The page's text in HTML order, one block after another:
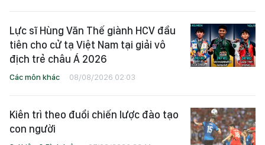
Lực sĩ Hùng Văn Thế giành HCV đầu
tiên cho cử tạ Việt Nam tại giải vô
địch trẻ châu Á 2026
Các môn khác 08/08/2026 02:03
Kiên trì theo đuổi chiến lược đào tạo
con người